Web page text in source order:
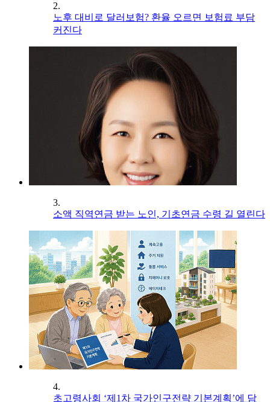
2.
노후 대비로 달러보험? 환율 오르면 보험료 부담
커진다
3.
소액 직역연금 받는 노인, 기초연금 수령 길 열린다
4.
초고령사회 ‘제1차 국가인구전략 기본계획’에 담